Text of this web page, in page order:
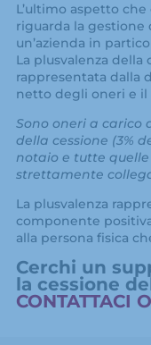
L’ultimo aspetto
riguarda la gestione
un’azienda in
La plusvalenza della
rappresentata dalla
netto degli oneri e il
Sono oneri a carico
della cessione (3%
notaio e tutte
strettamente
La plusvalenza
componente
alla persona fisica
Cerchi un
la cessione
CONTATTACI